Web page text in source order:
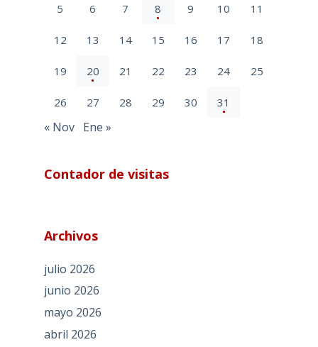
5 6 7 8 9 10 11
12 13 14 15 16 17 18
19 20 21 22 23 24 25
26 27 28 29 30 31
« Nov Ene »
Contador de visitas
Archivos
julio 2026
junio 2026
mayo 2026
abril 2026